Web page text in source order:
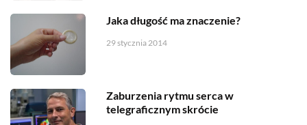
Jaka długość ma znaczenie?
29 stycznia 2014
Zaburzenia rytmu serca w
telegraficznym skrócie